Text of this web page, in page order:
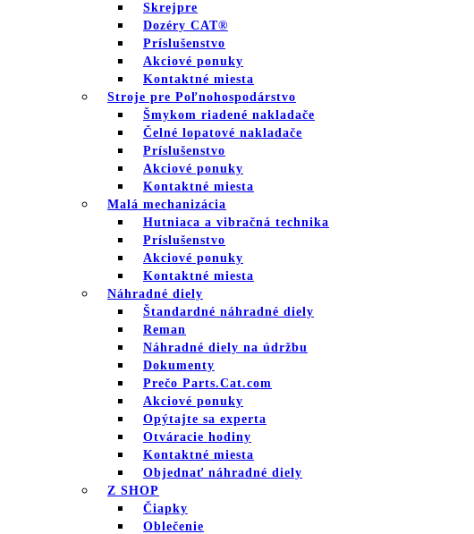
Skrejpre
Dozéry CAT®
Príslušenstvo
Akciové ponuky
Kontaktné miesta
Stroje pre Poľnohospodárstvo
Šmykom riadené nakladače
Čelné lopatové nakladače
Príslušenstvo
Akciové ponuky
Kontaktné miesta
Malá mechanizácia
Hutniaca a vibračná technika
Príslušenstvo
Akciové ponuky
Kontaktné miesta
Náhradné diely
Štandardné náhradné diely
Reman
Náhradné diely na údržbu
Dokumenty
Prečo Parts.Cat.com
Akciové ponuky
Opýtajte sa experta
Otváracie hodiny
Kontaktné miesta
Objednať náhradné diely
Z SHOP
Čiapky
Oblečenie